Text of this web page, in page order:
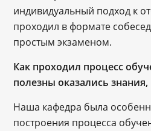
индивидуальный подход к
проходил в формате
простым экзаменом.
Как проходил процесс
полезны оказались
Наша кафедра была
построения процесса